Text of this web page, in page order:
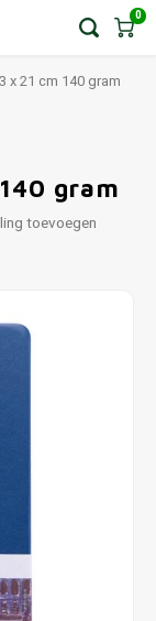
0
x 21 cm 140 gram
gram
toevoegen